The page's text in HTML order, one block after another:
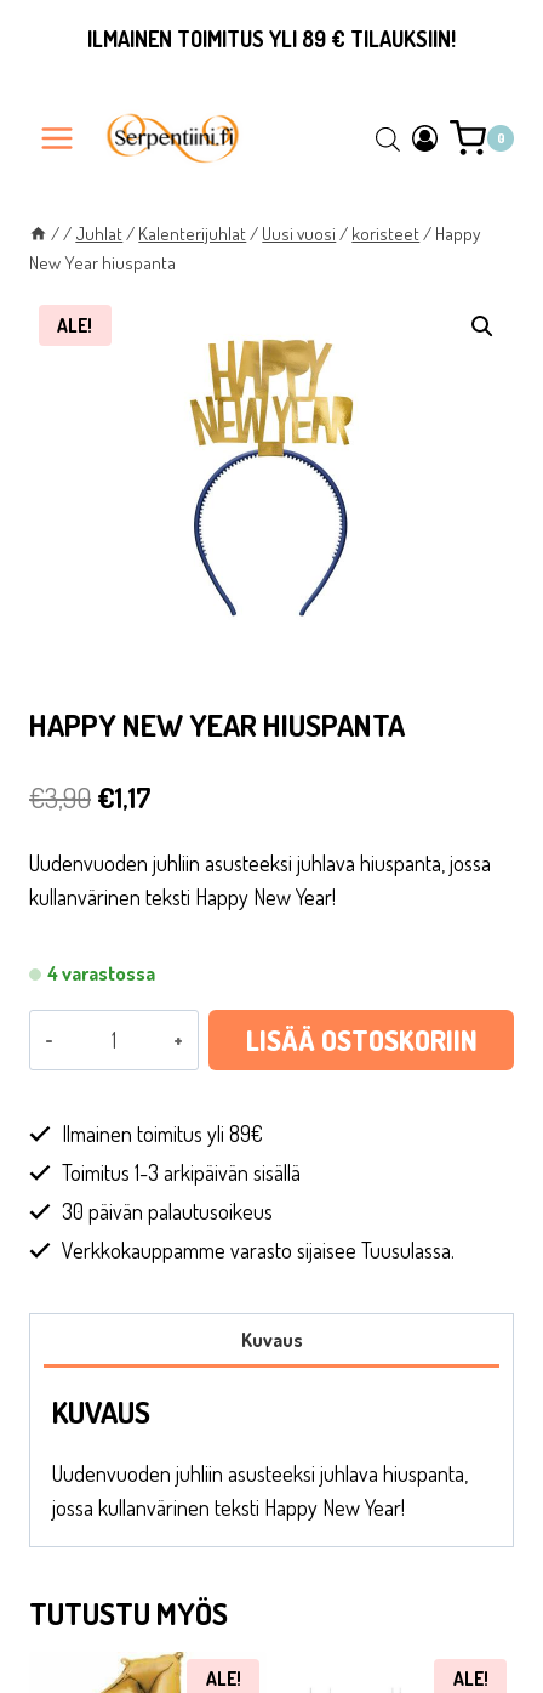
ILMAINEN TOIMITUS YLI 89 € TILAUKSIIN!
0
// Juhlat/ Kalenterijuhlat/ Uusi vuosi / koristeet/ Happy
New Year hiuspanta
ALE!
HAPPY NEW YEAR HIUSPANTA
€3,90 Alkuperäinen
oli:
€1,17Nykyinen
on:
Uudenvuoden juhliin asusteeksi juhlava hiuspanta, jossa
kullanvärinen teksti Happy New Year!
4 varastossa
hiuspanta
määrä
LISÄÄ OSTOSKORIIN
Ilmainen toimitus yli 89€
Toimitus 1-3 arkipäivän sisällä
30 päivän palautusoikeus
Verkkokauppamme varasto sijaisee Tuusulassa.
Kuvaus
KUVAUS
Uudenvuoden juhliin asusteeksi juhlava hiuspanta,
jossa kullanvärinen teksti Happy New Year!
TUTUSTU MYÖS
ALE! ALE!